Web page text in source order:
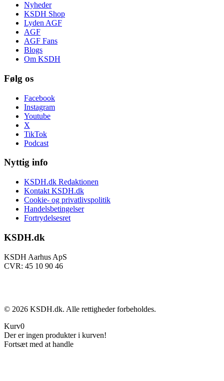
Nyheder
KSDH Shop
Lyden AGF
AGF
AGF Fans
Blogs
Om KSDH
Følg os
Facebook
Instagram
Youtube
X
TikTok
Podcast
Nyttig info
KSDH.dk Redaktionen
Kontakt KSDH.dk
Cookie- og privatlivspolitik
Handelsbetingelser
Fortrydelsesret
KSDH.dk
KSDH Aarhus ApS
CVR: 45 10 90 46
© 2026 KSDH.dk. Alle rettigheder forbeholdes.
Kurv0
Der er ingen produkter i kurven!
Fortsæt med at handle